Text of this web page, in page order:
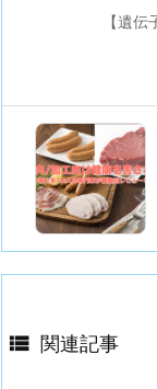
【遺
 関連記事